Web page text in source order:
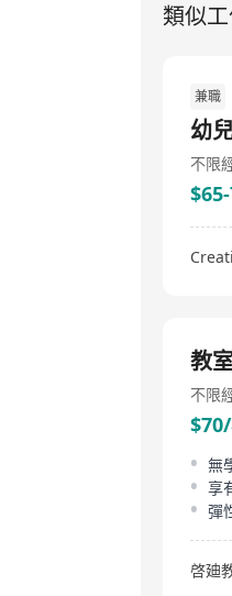
學、
的全
and
with
and
more
類似
兼職
幼
不限
教
不限
無
享
彈
啓廸